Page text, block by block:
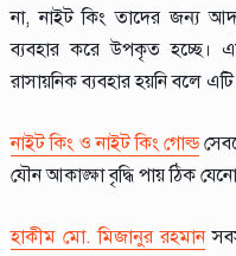
না, নাইট কিং তাদের জন্য
ব্যবহার করে উপকৃত হচ্ছে।
রাসায়নিক ব্যবহার হয়নি বলে এটি
নাইট কিং ও নাইট কিং গোল্ড
যৌন আকাঙ্ক্ষা বৃদ্ধি পায় ঠিক
হাকীম মো. মিজানুর রহমান